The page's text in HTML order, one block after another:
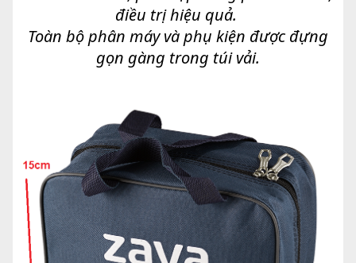
điều trị hiệu quả.
Toàn bộ phân máy và phụ kiện được đựng
gọn gàng trong túi vải.